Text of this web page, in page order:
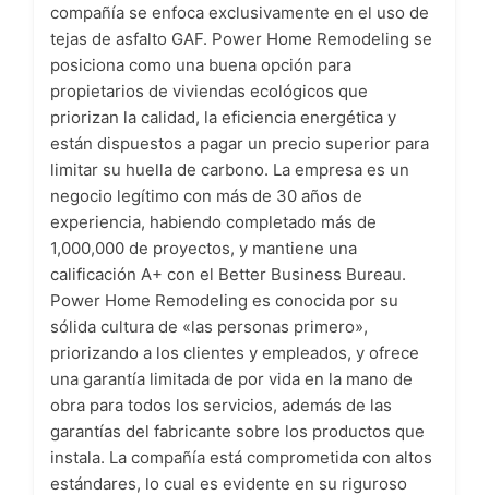
compañía se enfoca exclusivamente en el uso de
tejas de asfalto GAF. Power Home Remodeling se
posiciona como una buena opción para
propietarios de viviendas ecológicos que
priorizan la calidad, la eficiencia energética y
están dispuestos a pagar un precio superior para
limitar su huella de carbono. La empresa es un
negocio legítimo con más de 30 años de
experiencia, habiendo completado más de
1,000,000 de proyectos, y mantiene una
calificación A+ con el Better Business Bureau.
Power Home Remodeling es conocida por su
sólida cultura de «las personas primero»,
priorizando a los clientes y empleados, y ofrece
una garantía limitada de por vida en la mano de
obra para todos los servicios, además de las
garantías del fabricante sobre los productos que
instala. La compañía está comprometida con altos
estándares, lo cual es evidente en su riguroso